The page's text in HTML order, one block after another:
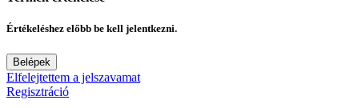
Értékeléshez előbb be kell jelentkezni.
Belépek
Elfelejtettem a jelszavamat
Regisztráció